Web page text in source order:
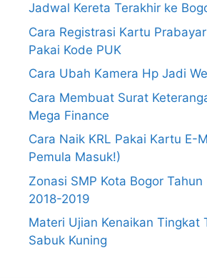
Jadwal Kereta Terakhir ke
Cara Registrasi Kartu
Pakai Kode PUK
Cara Ubah Kamera Hp Jadi
Cara Membuat Surat
Mega Finance
Cara Naik KRL Pakai Kartu E-
Pemula Masuk!)
Zonasi SMP Kota Bogor Tahun
2018-2019
Materi Ujian Kenaikan Tingkat
Sabuk Kuning